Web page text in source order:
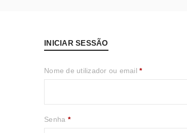
INICIAR SESSÃO
Nome de utilizador ou email *
Senha *